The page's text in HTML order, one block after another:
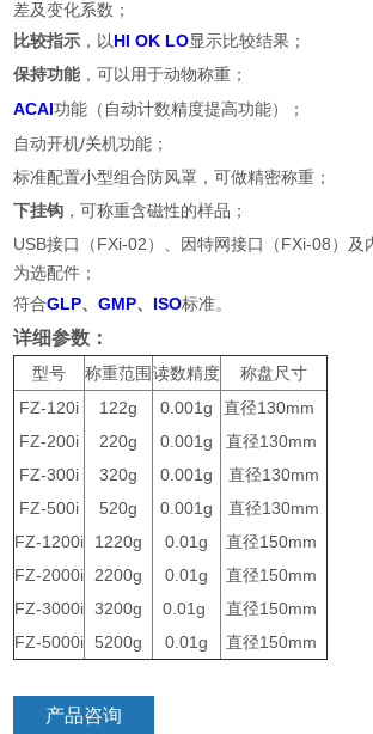
差及变化系数；
比较指示 ，以HI OK LO显示比较结果；
保持功能，可以用于动物称重；
ACAI功能（自动计数精度提高功能）；
自动开机/关机功能；
标准配置小型组合防风罩，可做精密称重；
下挂钩 ，可称重含磁性的样品；
USB接口（ FXi-02 ）、因特网接口（ FXi-08 ）及
为选配件；
符合GLP、GMP、 ISO标准。
详细参数：
型号 称重范围 读数精度
称盘尺寸
FZ-120i
FZ-200i
FZ-300i
FZ-500i
FZ-1200i
FZ-2000i
FZ-3000i
FZ-5000i
122g
220g
320g
520g
1220g
2200g
3200g
5200g
0.001g
0.001g
0.001g
0.001g
0.01g
0.01g
0.01g
0.01g
直径130mm
直径130mm
直径130mm
直径130mm
直径150mm
直径150mm
直径150mm
直径150mm
产品咨询